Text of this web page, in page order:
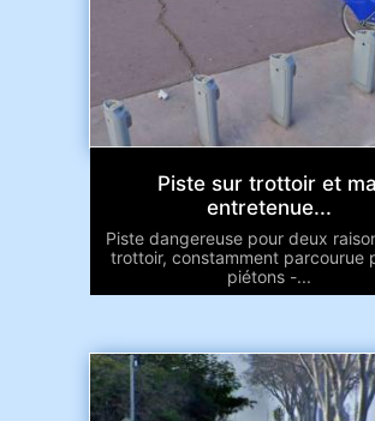
Piste sur trottoir et
entretenue...
Piste dangereuse pour deux
trottoir, constamment parcourue
piétons -...